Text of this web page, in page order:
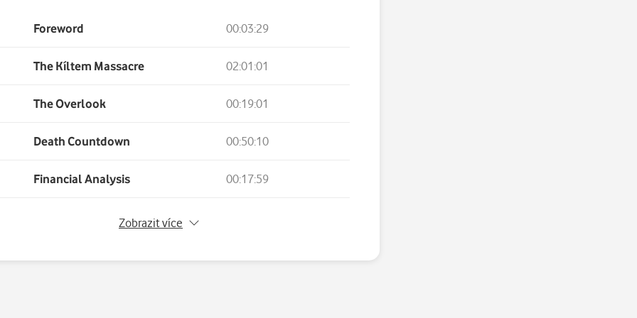
Foreword 00:03:29
The Kíltem Massacre 02:01:01
The Overlook 00:19:01
Death Countdown 00:50:10
Financial Analysis 00:17:59
No Such Thing As Ghosts
Zobrazit více